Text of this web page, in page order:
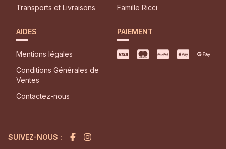
Transports et Livraisons
Famille Ricci
AIDES
Mentions légales
Conditions Générales de
Ventes
Contactez-nous
PAIEMENT
SUIVEZ-NOUS :